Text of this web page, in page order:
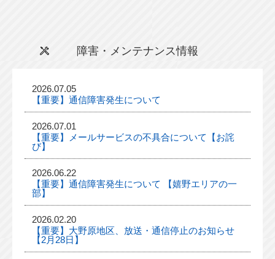
障害・メンテナンス情報
2026.07.05
【重要】通信障害発生について
2026.07.01
【重要】メールサービスの不具合について【お詫
び】
2026.06.22
【重要】通信障害発生について 【嬉野エリアの一
部】
2026.02.20
【重要】大野原地区、放送・通信停止のお知らせ
【2月28日】